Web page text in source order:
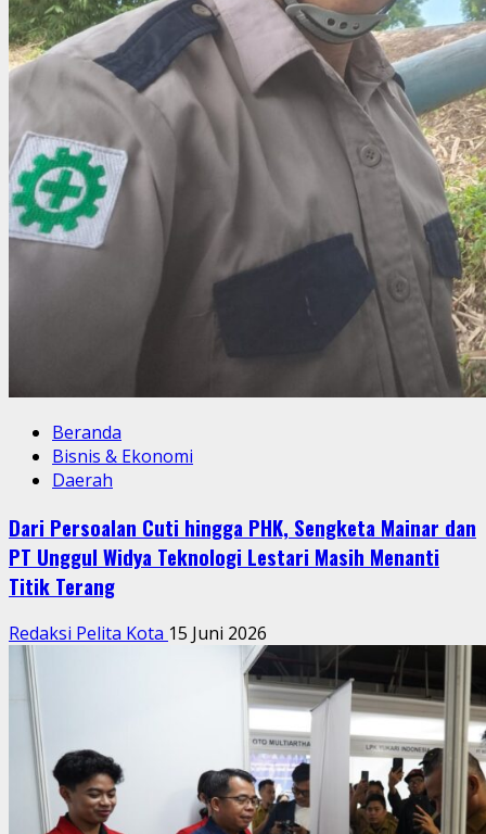
Beranda
Bisnis & Ekonomi
Daerah
Dari Persoalan Cuti hingga PHK, Sengketa Mainar dan
PT Unggul Widya Teknologi Lestari Masih Menanti
Titik Terang
Redaksi Pelita Kota 15 Juni 2026